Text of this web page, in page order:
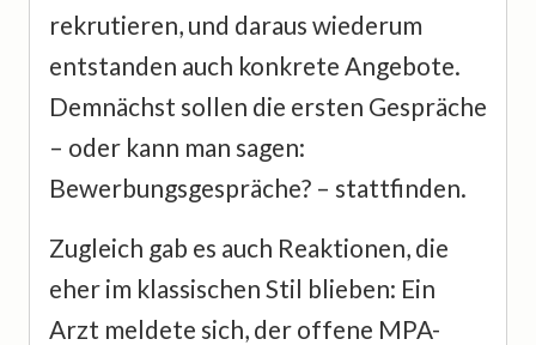
rekrutieren, und daraus wiederum
entstanden auch konkrete Angebote.
Demnächst sollen die ersten Gespräche
– oder kann man sagen:
Bewerbungsgespräche? – stattfinden.
Zugleich gab es auch Reaktionen, die
eher im klassischen Stil blieben: Ein
Arzt meldete sich, der offene MPA-